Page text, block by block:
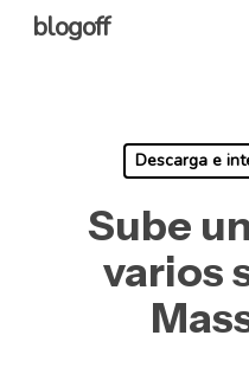
Skipblogoff
Descarga e
Sube
varios